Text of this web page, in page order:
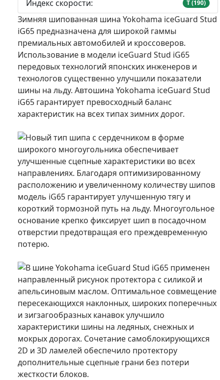
Индекс скорости: T (190)
Зимняя шипованная шина Yokohama iceGuard Stud
iG65 предназначена для широкой гаммы
премиальных автомобилей и кроссоверов.
Использование в модели iceGuard Stud iG65
передовых технологий японских инженеров и
технологов существенно улучшили показатели
шины на льду. Автошина Yokohama iceGuard Stud
iG65 гарантирует превосходный баланс
характеристик на всех типах зимних дорог.
Новый тип шипа с сердечником в форме
широкого многоугольника обеспечивает
улучшенные сцепные характеристики во всех
направлениях. Благодаря оптимизированному
расположению и увеличенному количеству шипов
модель iG65 гарантирует улучшенную тягу и
короткий тормозной путь на льду. Многоугольное
основание крепко фиксирует шип в посадочном
отверстии предотвращая его преждевременную
потерю.
В шине Yokohama iceGuard Stud iG65 применен
направленный рисунок протектора с силикой и
апельсиновым маслом. Оптимальное совмещение
пересекающихся наклонных, широких поперечных
и зигзагообразных канавок улучшило
характеристики шины на ледяных, снежных и
мокрых дорогах. Сочетание самоблокирующихся
2D и 3D ламелей обеспечило протектору
дополнительные сцепные грани без потери
жесткости блоков.